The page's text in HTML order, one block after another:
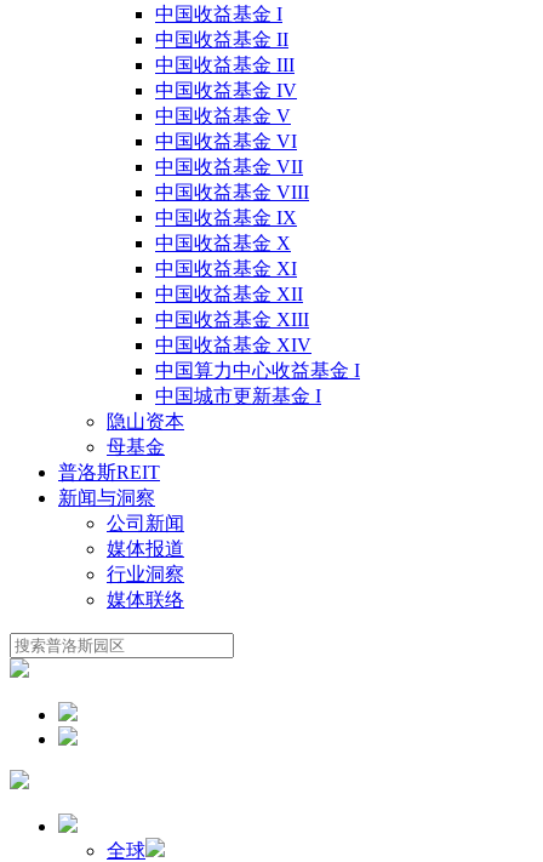
中国收益基金 I
中国收益基金 II
中国收益基金 III
中国收益基金 IV
中国收益基金 V
中国收益基金 VI
中国收益基金 VII
中国收益基金 VIII
中国收益基金 IX
中国收益基金 X
中国收益基金 XI
中国收益基金 XII
中国收益基金 XIII
中国收益基金 XIV
中国算力中心收益基金 I
中国城市更新基金 I
隐山资本
母基金
普洛斯REIT
新闻与洞察
公司新闻
媒体报道
行业洞察
媒体联络
全球